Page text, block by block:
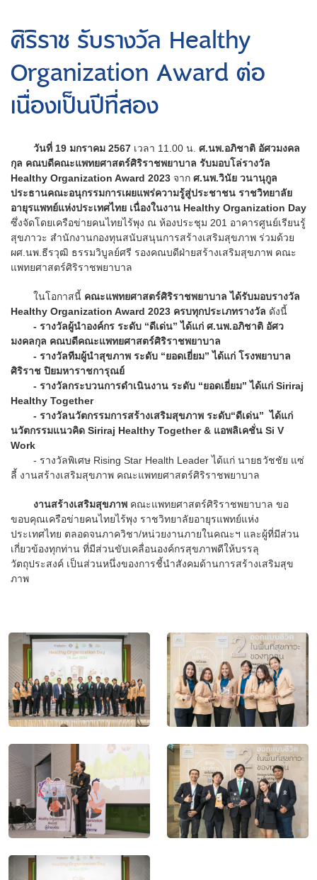
ศิริราช รับรางวัล Healthy
Organization Award ต่อ
เนื่องเป็นปีที่สอง
วันที่ 19 มกราคม 2567 เวลา 11.00 น. ศ.นพ.อภิชาติ อัศวมงคล
กุล คณบดีคณะแพทยศาสตร์ศิริราชพยาบาล รับมอบโล่รางวัล
Healthy Organization Award 2023 จาก ศ.นพ.วินัย วนานุกูล
ประธานคณะอนุกรรมการเผยแพร่ความรู้สู่ประชาชน ราชวิทยาลัย
อายุรแพทย์แห่งประเทศไทย เนื่องในงาน Healthy Organization Day
ซึ่งจัดโดยเครือข่ายคนไทยไร้พุง ณ ห้องประชุม 201 อาคารศูนย์เรียนรู้
สุขภาวะ สำนักงานกองทุนสนับสนุนการสร้างเสริมสุขภาพ ร่วมด้วย
ผศ.นพ.ธีรวุฒิ ธรรมวิบูลย์ศรี รองคณบดีฝ่ายสร้างเสริมสุขภาพ คณะ
แพทยศาสตร์ศิริราชพยาบาล
ในโอกาสนี้ คณะแพทยศาสตร์ศิริราชพยาบาล ได้รับมอบรางวัล
Healthy Organization Award 2023 ครบทุกประเภทรางวัล ดังนี้
- รางวัลผู้นำองค์กร ระดับ “ดีเด่น” ได้แก่ ศ.นพ.อภิชาติ อัศว
มงคลกุล คณบดีคณะแพทยศาสตร์ศิริราชพยาบาล
- รางวัลทีมผู้นำสุขภาพ ระดับ “ยอดเยี่ยม” ได้แก่ โรงพยาบาล
ศิริราช ปิยมหาราชการุณย์
- รางวัลกระบวนการดำเนินงาน ระดับ “ยอดเยี่ยม” ได้แก่ Siriraj
Healthy Together
- รางวัลนวัตกรรมการสร้างเสริมสุขภาพ ระดับ“ดีเด่น” ได้แก่
นวัตกรรมแนวคิด Siriraj Healthy Together & แอพลิเคชั่น Si V
Work
- รางวัลพิเศษ Rising Star Health Leader ได้แก่ นายธวัชชัย แซ่
ลี้ งานสร้างเสริมสุขภาพ คณะแพทยศาสตร์ศิริราชพยาบาล
งานสร้างเสริมสุขภาพ คณะแพทยศาสตร์ศิริราชพยาบาล ขอ
ขอบคุณเครือข่ายคนไทยไร้พุง ราชวิทยาลัยอายุรแพทย์แห่ง
ประเทศไทย ตลอดจนภาควิชา/หน่วยงานภายในคณะฯ และผู้ที่มีส่วน
เกี่ยวข้องทุกท่าน ที่มีส่วนขับเคลื่อนองค์กรสุขภาพดีให้บรรลุ
วัตถุประสงค์ เป็นส่วนหนึ่งของการชี้นำสังคมด้านการสร้างเสริมสุข
ภาพ